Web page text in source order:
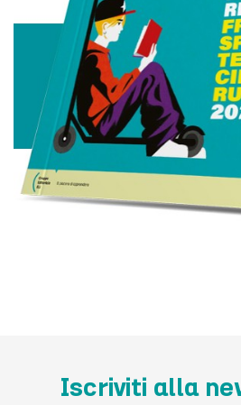
Iscriviti alla